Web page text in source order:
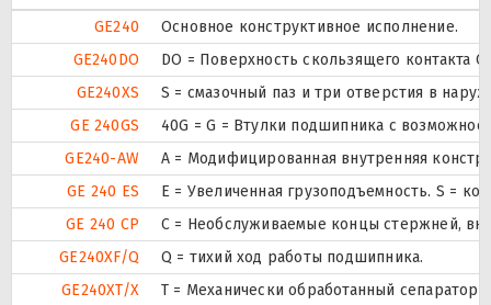
GE240
Основное конструктивное исполнение.
GE240DO
DO = Поверхность скользящего контакта
GE240XS
S = смазочный паз и три отверстия в
GE 240GS
40G = G = Втулки подшипника с
GE240-AW
A = Модифицированная внутренняя
GE 240 ES
E = Увеличенная грузоподъемность. S =
GE 240 CP
С = Необслуживаемые концы стержней,
GE240XF/Q
Q = тихий ход работы подшипника.
GE240XT/X
T = Механически обработанный сепаратор